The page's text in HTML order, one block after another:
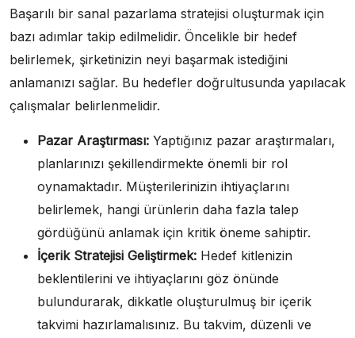
Başarılı bir sanal pazarlama stratejisi oluşturmak için
bazı adımlar takip edilmelidir. Öncelikle bir hedef
belirlemek, şirketinizin neyi başarmak istediğini
anlamanızı sağlar. Bu hedefler doğrultusunda yapılacak
çalışmalar belirlenmelidir.
Pazar Araştırması: Yaptığınız pazar araştırmaları,
planlarınızı şekillendirmekte önemli bir rol
oynamaktadır. Müşterilerinizin ihtiyaçlarını
belirlemek, hangi ürünlerin daha fazla talep
gördüğünü anlamak için kritik öneme sahiptir.
İçerik Stratejisi Geliştirmek: Hedef kitlenizin
beklentilerini ve ihtiyaçlarını göz önünde
bulundurarak, dikkatle oluşturulmuş bir içerik
takvimi hazırlamalısınız. Bu takvim, düzenli ve